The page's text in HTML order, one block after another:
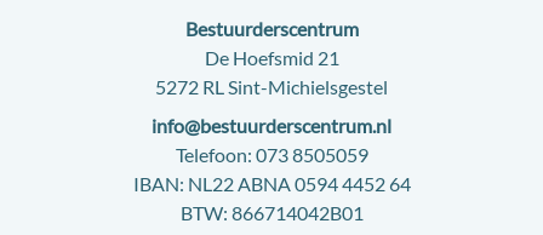
Contact:
Bestuurderscentrum
Adres:
De Hoefsmid 21
5272 RL Sint-Michielsgestel
E-
mail:
info@bestuurderscentrum.nl
Telefoon: 073 8505059
IBAN: NL22 ABNA 0594 4452 64
BTW: 866714042B01